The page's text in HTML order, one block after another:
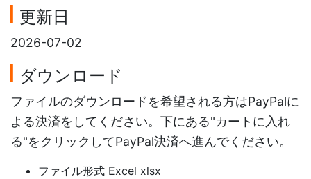
更新日
2026-07-02
ダウンロード
ファイルのダウンロードを希望される方はPayPalに
よる決済をしてください。下にある"カートに入れ
る"をクリックしてPayPal決済へ進んでください。
ファイル形式 Excel xlsx